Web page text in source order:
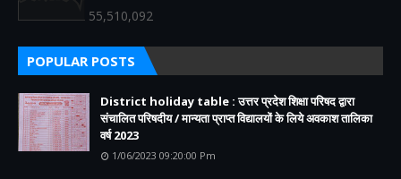
55,510,092
POPULAR POSTS
District holiday table : उत्तर प्रदेश शिक्षा परिषद द्वारा
संचालित परिषदीय / मान्यता प्राप्त विद्यालयों के लिये अवकाश तालिका
वर्ष 2023
1/06/2023 09:20:00 Pm